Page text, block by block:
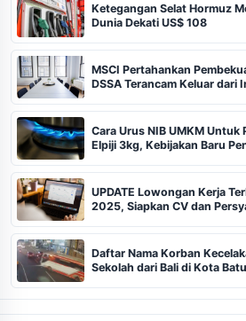
Ketegangan Selat Hormuz
Dunia Dekati US$ 108
MSCI Pertahankan
DSSA Terancam Keluar dari
Cara Urus NIB UMKM Untuk
Elpiji 3kg, Kebijakan Baru
UPDATE Lowongan Kerja
2025, Siapkan CV dan
Daftar Nama Korban
Sekolah dari Bali di Kota